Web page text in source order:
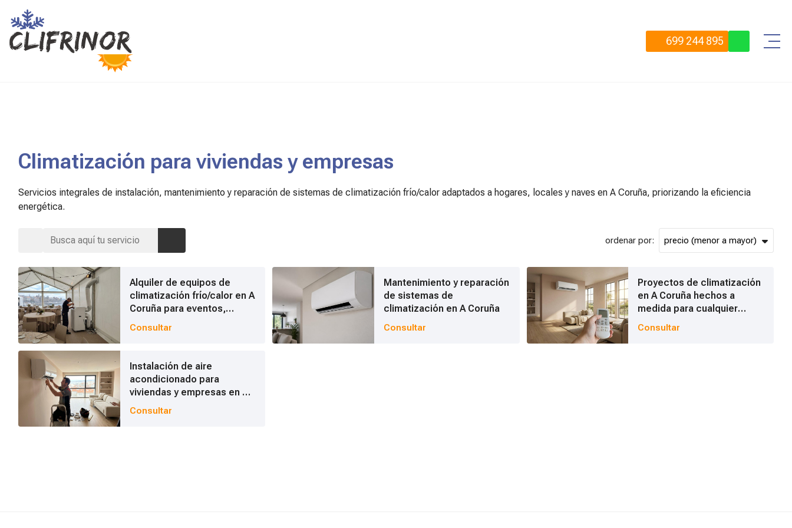
699 244 895
Climatización para viviendas y empresas
Servicios integrales de instalación, mantenimiento y reparación de sistemas de climatización frío/calor adaptados a hogares, locales y naves en A Coruña, priorizando la eficiencia
energética.
ordenar por:
Todos los servicios
Climatización para viviendas y empresas
Energías renovables y aerotermia
Frío industrial para hostelería y alimentación
Ventilación industrial y mecánica
Alquiler de equipos de
climatización frío/calor en A
Coruña para eventos,
carpas y bodegas
Consultar
Mantenimiento y reparación
de sistemas de
climatización en A Coruña
Consultar
Proyectos de climatización
en A Coruña hechos a
medida para cualquier
vivienda
Consultar
Instalación de aire
acondicionado para
viviendas y empresas en A
Coruña
Consultar